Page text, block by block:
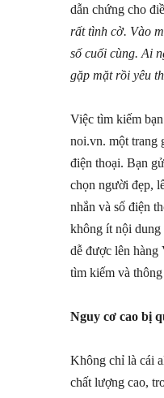
dẫn chứng cho
rất tình cờ. Vào
số cuối cùng. Ai
gặp mặt rồi yêu
Việc tìm kiếm
noi.vn. một trang
điện thoại. Bạn
chọn người đẹp,
nhắn và số điện
không ít nội dung
dễ được lên hàng
tìm kiếm và
Nguy cơ cao bị
Không chỉ là cái
chất lượng cao,